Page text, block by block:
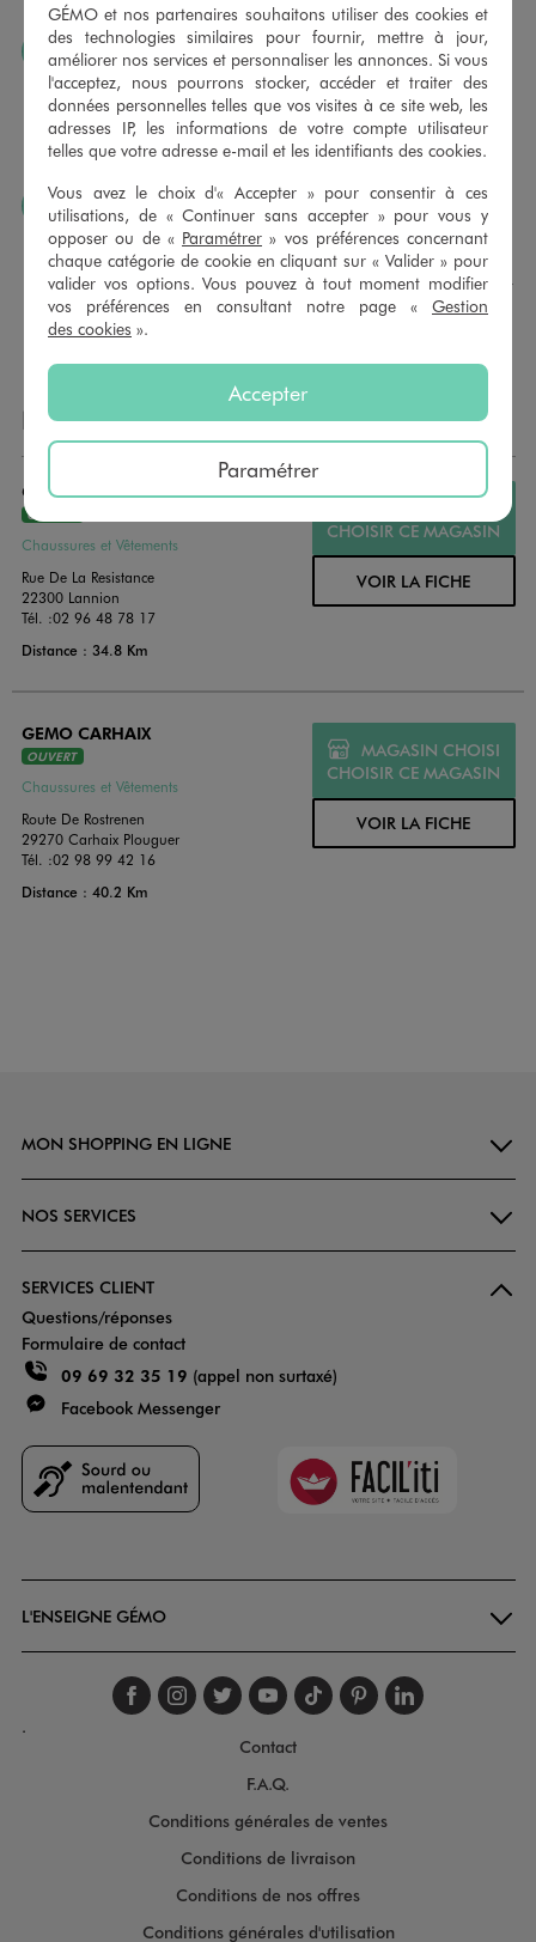
JE PEUX FAIRE RETOUCHER MES ARTICLES
Ourlets, ceintures… vous avez la possibilité de faire
retoucher vos articles textiles dans nos magasins. Les tarifs
sont à votre disposition sur simple demande. Voir
conditions en magasins.
J’AIME FAIRE PLAISIR
Nous vous proposons des cartes cadeaux GÉMO d’un
montant au choix entre 10€ et 150€. Les cartes cadeau
GÉMO sont valables 1 an, utilisables en plusieurs fois, pour
payer vos achats en magasin. Offrez vos cartes cadeau
dans de jolies enveloppes pour toutes les occasions.
NOS AUTRES MAGASINS
GEMO LANNION
OUVERT
Chaussures et Vêtements
Rue De La Resistance
22300 Lannion
Tél. :02 96 48 78 17
Distance : 34.8 Km
CHOISIR CE MAGASIN
VOIR LA FICHE
GEMO CARHAIX
OUVERT
Chaussures et Vêtements
Route De Rostrenen
29270 Carhaix Plouguer
Tél. :02 98 99 42 16
Distance : 40.2 Km
MAGASIN CHOISI
CHOISIR CE MAGASIN
VOIR LA FICHE
MON SHOPPING EN LIGNE
NOS SERVICES
SERVICES CLIENT
Questions/réponses
Formulaire de contact
09 69 32 35 19 (appel non surtaxé)
Facebook Messenger
Faciliti
L'ENSEIGNE GÉMO
Suivez-nous sur
Suivez-nous sur
Suivez-nous sur
Suivez-nous
Suivez-nous
Suivez-
.
Contact
F.A.Q.
Conditions générales de ventes
Conditions de livraison
Conditions de nos offres
Conditions générales d'utilisation
GÉMO et nos partenaires souhaitons utiliser des cookies et
des technologies similaires pour fournir, mettre à jour,
améliorer nos services et personnaliser les annonces. Si vous
l'acceptez, nous pourrons stocker, accéder et traiter des
données personnelles telles que vos visites à ce site web, les
adresses IP, les informations de votre compte utilisateur
telles que votre adresse e-mail et les identifiants des cookies.
Vous avez le choix d'« Accepter » pour consentir à ces
utilisations, de « Continuer sans accepter » pour vous y
opposer ou de « Paramétrer » vos préférences concernant
chaque catégorie de cookie en cliquant sur « Valider » pour
valider vos options. Vous pouvez à tout moment modifier
vos préférences en consultant notre page « Gestion
des cookies ».
Accepter
Paramétrer